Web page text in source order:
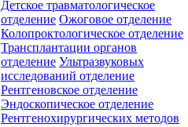
Детское травматологическое
отделение Ожоговое отделение
Колопроктологическое отделение
Трансплантации органов
отделение Ультразвуковых
исследований отделение
Рентгеновское отделение
Эндоскопическое отделение
Рентгенохирургических методов